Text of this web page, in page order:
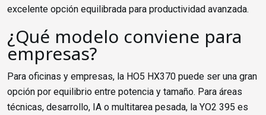
excelente opción equilibrada para productividad avanzada.
¿Qué modelo conviene para
empresas?
Para oficinas y empresas, la HO5 HX370 puede ser una gran
opción por equilibrio entre potencia y tamaño. Para áreas
técnicas, desarrollo, IA o multitarea pesada, la YO2 395 es